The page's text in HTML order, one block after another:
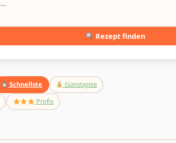
Rezept finden
Schnellste
Günstigste
Profis